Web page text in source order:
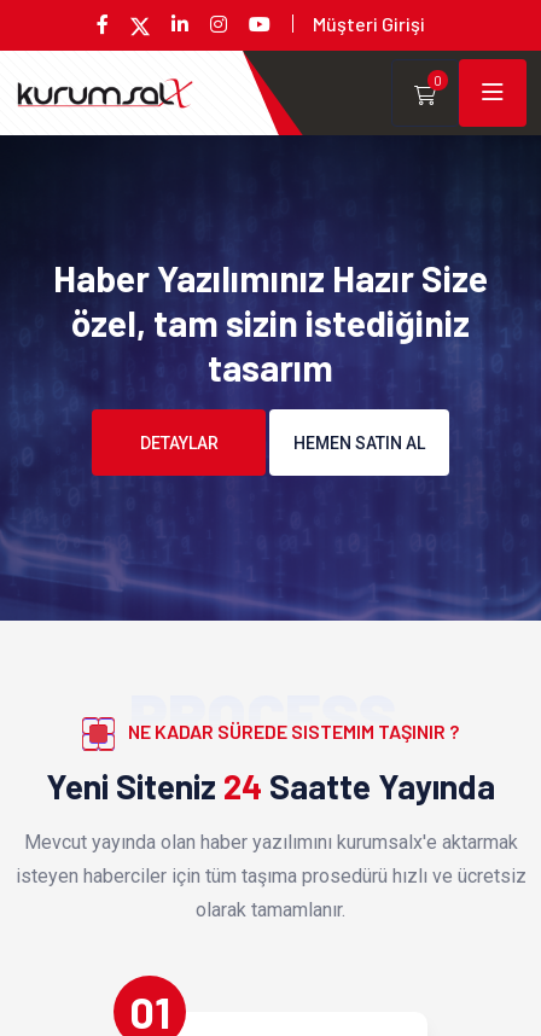
Müşteri Girişi
0
Haber Yazılımınız Hazır Size
özel, tam sizin istediğiniz
tasarım
DETAYLAR HEMEN SATIN AL
PROCESS
NE KADAR SÜREDE SISTEMIM TAŞINIR ?
Yeni Siteniz 24 Saatte Yayında
Mevcut yayında olan haber yazılımını kurumsalx'e aktarmak
isteyen haberciler için tüm taşıma prosedürü hızlı ve ücretsiz
olarak tamamlanır.
01